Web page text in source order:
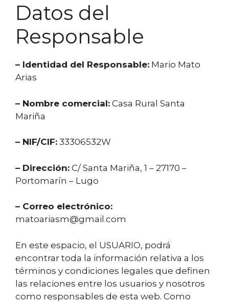
Datos del
Responsable
– Identidad del Responsable: Mario Mato
Arias
– Nombre comercial: Casa Rural Santa
Mariña
– NIF/CIF: 33306532W
– Dirección: C/ Santa Mariña, 1 – 27170 –
Portomarín – Lugo
– Correo electrónico:
matoariasm@gmail.com
En este espacio, el USUARIO, podrá
encontrar toda la información relativa a los
términos y condiciones legales que definen
las relaciones entre los usuarios y nosotros
como responsables de esta web. Como